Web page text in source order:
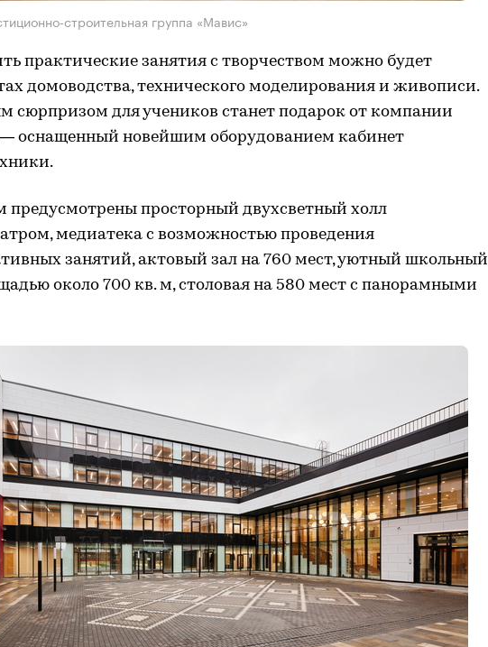
строительная группа «Мавис»
практические занятия с творчеством можно будет
домоводства, технического моделирования и живописи.
сюрпризом для учеников станет подарок от компании
оснащенный новейшим оборудованием кабинет
предусмотрены просторный двухсветный холл
медиатека с возможностью проведения
занятий, актовый зал на 760 мест, уютный школьный
около 700 кв. м, столовая на 580 мест с панорамными